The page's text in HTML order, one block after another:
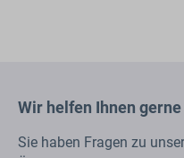
Wir helfen Ihnen gerne
Sie haben Fragen zu